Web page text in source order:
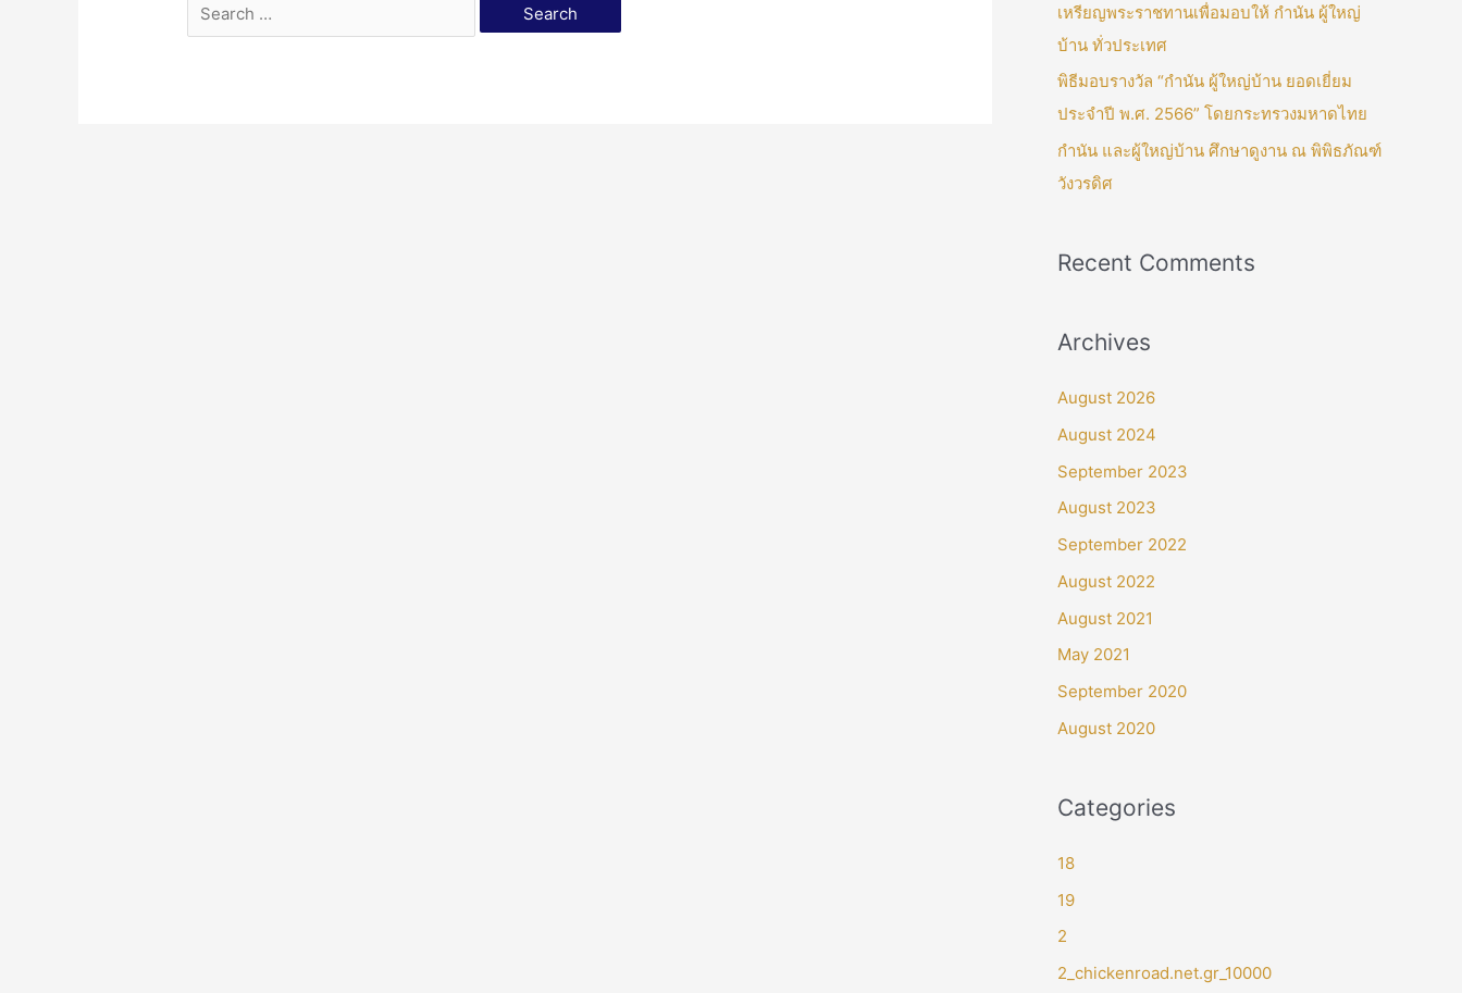
เหรียญพระราชทานเพื่อมอบให้ กำนัน ผู้ใหญ่
บ้าน ทั่วประเทศ
พิธีมอบรางวัล “กำนัน ผู้ใหญ่บ้าน ยอดเยี่ยม
ประจำปี พ.ศ. 2566” โดยกระทรวงมหาดไทย
กำนัน และผู้ใหญ่บ้าน ศึกษาดูงาน ณ พิพิธภัณฑ์
วังวรดิศ
Recent Comments
Archives
August 2026
August 2024
September 2023
August 2023
September 2022
August 2022
August 2021
May 2021
September 2020
August 2020
Categories
18
19
2
2_chickenroad.net.gr_10000